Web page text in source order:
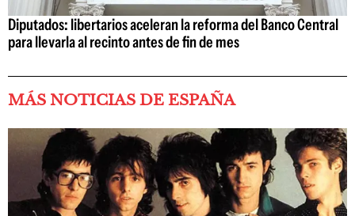
Diputados: libertarios aceleran la reforma del Banco Central
para llevarla al recinto antes de fin de mes
MÁS NOTICIAS DE ESPAÑA